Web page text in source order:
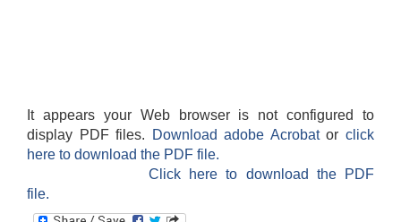
It appears your Web browser is not configured to
display PDF files.
Download adobe Acrobatorclick
here to download the PDF file.
Click here to download the PDF
file.